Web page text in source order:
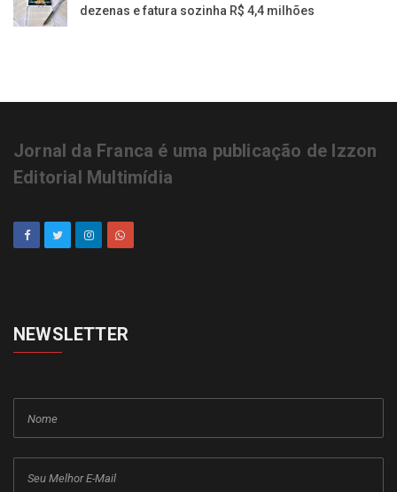
dezenas e fatura sozinha R$ 4,4 milhões
Jornal da Franca é uma publicação de Izzon
Editorial Multimídia
NEWSLETTER